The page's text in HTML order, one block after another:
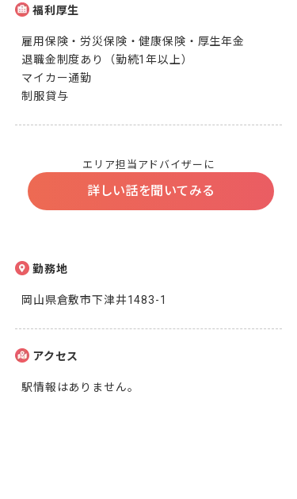
福利厚生
雇用保険・労災保険・健康保険・厚生年金
退職金制度あり（勤続1年以上）
マイカー通勤
制服貸与
エリア担当アドバイザーに
詳しい話を聞いてみる
勤務地
岡山県倉敷市下津井1483-1
アクセス
駅情報はありません。